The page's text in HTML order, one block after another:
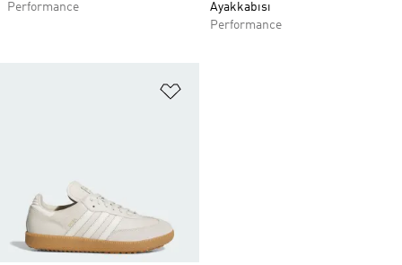
Performance
Ayakkabısı
Performance